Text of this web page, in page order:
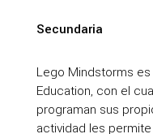
Secundaria
Lego Mindstorms
Education, con el
programan sus
actividad les